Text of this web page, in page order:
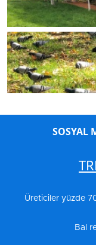
SOSYAL
Üreticiler yüzde
Bal